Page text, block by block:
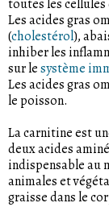
toutes les
Les acides gras
(cholestérol),
inhiber les
sur lesystème
Les acides gras
le poisson.
La carnitine est
deux acides
indispensable au
animales et
graisse dans le